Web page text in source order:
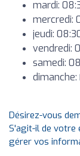
mardi:
mercredi:
jeudi:
vendredi:
samedi:
dimanche:
Désirez-vous
S'agit-il de votre
gérer vos